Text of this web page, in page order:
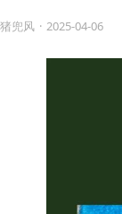
兜风 · 2025-04-06